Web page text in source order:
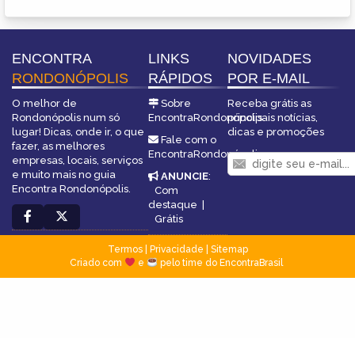
ENCONTRA
RONDONÓPOLIS
O melhor de
Rondonópolis num só
lugar! Dicas, onde ir, o que
fazer, as melhores
empresas, locais, serviços
e muito mais no guia
Encontra Rondonópolis.
LINKS
RÁPIDOS
Sobre
EncontraRondonópolis
Fale com o
EncontraRondonópolis
ANUNCIE:
Com
destaque
Grátis
NOVIDADES
POR E-MAIL
Receba grátis as
principais notícias,
dicas e promoções
Termos| Privacidade
Sitemap
Criado com
e pelo time do EncontraBrasil